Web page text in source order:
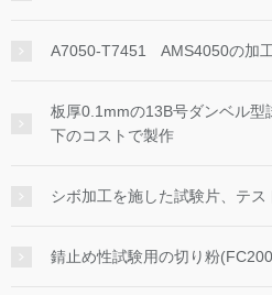
A7050-T7451 AMS4050の加
板厚0.1mmの13B号ダンベル型
下のコストで製作
シボ加工を施した試験片、テス
錆止め性試験用の切り粉